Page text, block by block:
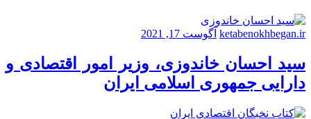
ketabenokhbegan.ir آگوست 17, 2021
سید احسان خاندوزی، وزیر امور اقتصادی و
دارایی جمهوری اسلامی ایران